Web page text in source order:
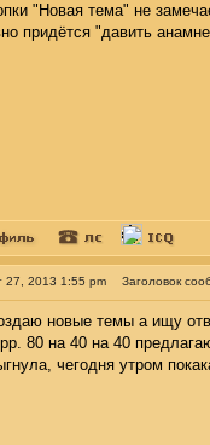
"Новая тема" не
придётся "давить
27, 2013 1:55 pm Заголовок
новые темы а ищу
80 на 40 на 40
чегодня утром